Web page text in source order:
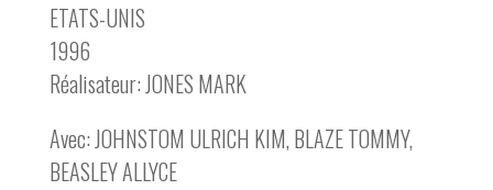
ETATS-UNIS
1996
Réalisateur: JONES MARK
Avec: JOHNSTOM ULRICH KIM, BLAZE TOMMY,
BEASLEY ALLYCE